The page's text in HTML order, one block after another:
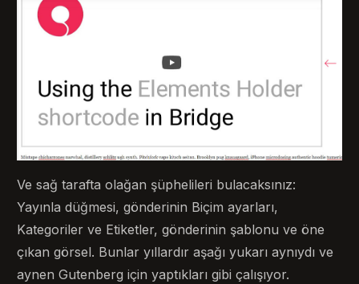
Ve sağ tarafta olağan şüphelileri bulacaksınız:
Yayınla düğmesi, gönderinin Biçim ayarları,
Kategoriler ve Etiketler, gönderinin şablonu ve öne
çıkan görsel. Bunlar yıllardır aşağı yukarı aynıydı ve
aynen Gutenberg için yaptıkları gibi çalışıyor.